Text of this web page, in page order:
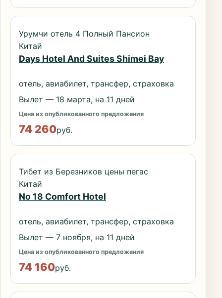
Урумчи отель 4 Полный Пансион
Китай
Days Hotel And Suites Shimei Bay
отель, авиабилет, трансфер, страховка
Вылет — 18 марта, на 11 дней
Цена из опубликованного предложения
74 260руб.
Тибет из Березников цены пегас
Китай
No 18 Comfort Hotel
отель, авиабилет, трансфер, страховка
Вылет — 7 ноября, на 11 дней
Цена из опубликованного предложения
74 160руб.